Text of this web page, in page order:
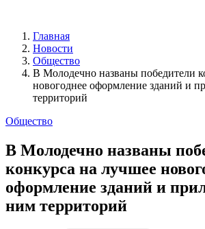
Главная
Новости
Общество
В Молодечно названы победители
новогоднее оформление зданий и
территорий
Общество
В Молодечно названы
конкурса на лучшее
оформление зданий и
ним территорий